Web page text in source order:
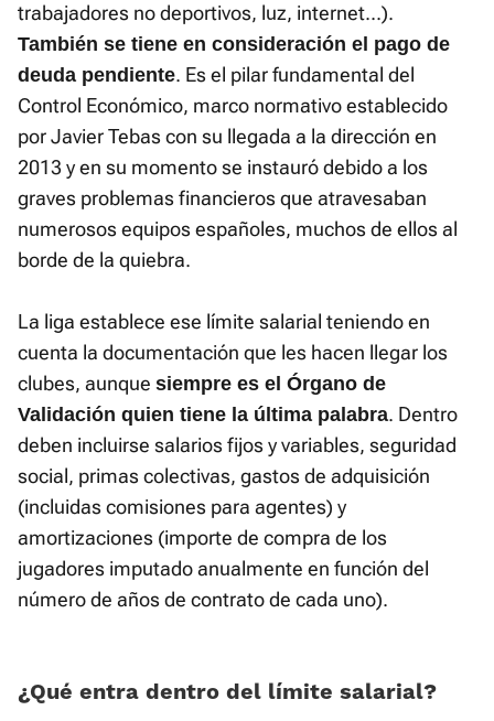
trabajadores no deportivos, luz, internet...).
También se tiene en consideración el pago de
deuda pendiente. Es el pilar fundamental del
Control Económico, marco normativo establecido
por Javier Tebas con su llegada a la dirección en
2013 y en su momento se instauró debido a los
graves problemas financieros que atravesaban
numerosos equipos españoles, muchos de ellos al
borde de la quiebra.
La liga establece ese límite salarial teniendo en
cuenta la documentación que les hacen llegar los
clubes, aunque siempre es el Órgano de
Validación quien tiene la última palabra. Dentro
deben incluirse salarios fijos y variables, seguridad
social, primas colectivas, gastos de adquisición
(incluidas comisiones para agentes) y
amortizaciones (importe de compra de los
jugadores imputado anualmente en función del
número de años de contrato de cada uno).
¿Qué entra dentro del límite salarial?